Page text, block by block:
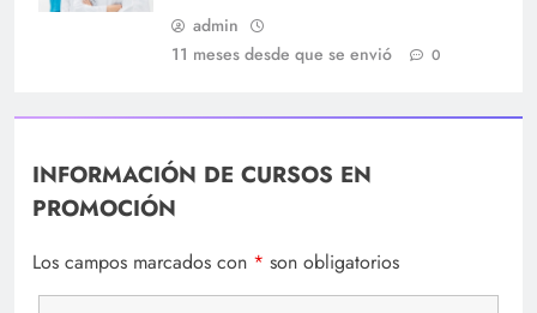
admin
11 meses desde que se envió
0
INFORMACIÓN DE CURSOS EN
PROMOCIÓN
Los campos marcados con * son obligatorios